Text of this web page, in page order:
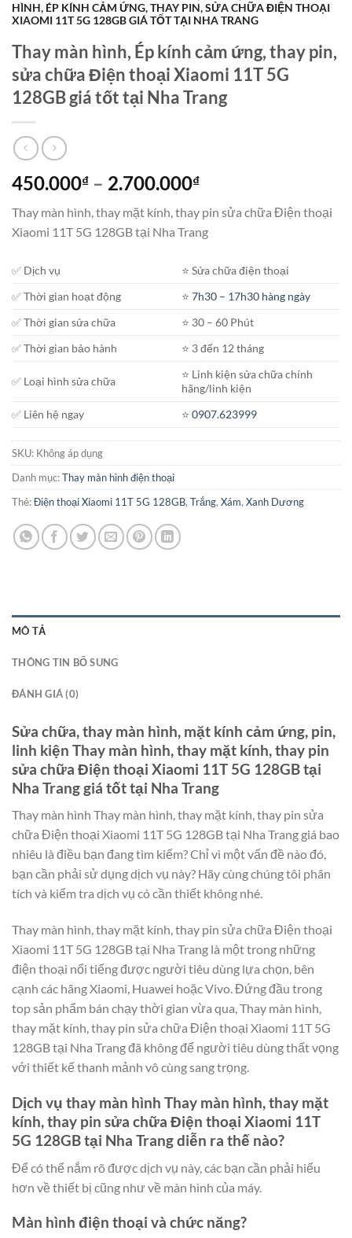
HÌNH, ÉP KÍNH CẢM ỨNG, THAY PIN, SỬA CHỮA ĐIỆN THOẠI
XIAOMI 11T 5G 128GB GIÁ TỐT TẠI NHA TRANG
Thay màn hình, Ép kính cảm ứng, thay pin,
sửa chữa Điện thoại Xiaomi 11T 5G
128GB giá tốt tại Nha Trang
450.000₫ – 2.700.000₫Khoảng
từ
450.000₫
2.700.000₫
Thay màn hình, thay mặt kính, thay pin sửa chữa Điện thoại
Xiaomi 11T 5G 128GB tại Nha Trang
✅ Dịch vụ
⭐️ Sửa chữa điện thoại
✅ Thời gian hoạt động
⭐️7h30 – 17h30 hàng ngày
✅ Thời gian sửa chữa
⭐️ 30 – 60 Phút
✅ Thời gian bảo hành
⭐️ 3 đến 12 tháng
✅ Loại hình sửa chữa
⭐️ Linh kiện sửa chữa chính
hãng/linh kiện
✅ Liên hệ ngay
⭐️0907.623999
SKU: Không áp dụng
Danh mục:Thay màn hình điện thoại
Thẻ:Điện thoại Xiaomi 11T 5G 128GB, Trắng, Xám, Xanh Dương
MÔ TẢ
THÔNG TIN BỔ SUNG
ĐÁNH GIÁ (0)
Sửa chữa, thay màn hình, mặt kính cảm ứng, pin,
linh kiện Thay màn hình, thay mặt kính, thay pin
sửa chữa Điện thoại Xiaomi 11T 5G 128GB tại
Nha Trang giá tốt tại Nha Trang
Thay màn hình Thay màn hình, thay mặt kính, thay pin sửa
chữa Điện thoại Xiaomi 11T 5G 128GB tại Nha Trang giá bao
nhiêu là điều bạn đang tìm kiếm? Chỉ vì một vấn đề nào đó,
bạn cần phải sử dụng dịch vụ này? Hãy cùng chúng tôi phân
tích và kiểm tra dịch vụ có cần thiết không nhé.
Thay màn hình, thay mặt kính, thay pin sửa chữa Điện thoại
Xiaomi 11T 5G 128GB tại Nha Trang là một trong những
điện thoại nổi tiếng được người tiêu dùng lựa chọn, bên
cạnh các hãng Xiaomi, Huawei hoặc Vivo. Đứng đầu trong
top sản phẩm bán chạy thời gian vừa qua, Thay màn hình,
thay mặt kính, thay pin sửa chữa Điện thoại Xiaomi 11T 5G
128GB tại Nha Trang đã không để người tiêu dùng thất vọng
với thiết kế thanh mảnh vô cùng sang trọng.
Dịch vụ thay màn hình Thay màn hình, thay mặt
kính, thay pin sửa chữa Điện thoại Xiaomi 11T
5G 128GB tại Nha Trang diễn ra thế nào?
Để có thể nắm rõ được dịch vụ này, các bạn cần phải hiểu
hơn về thiết bị cũng như về màn hình của máy.
Màn hình điện thoại và chức năng?